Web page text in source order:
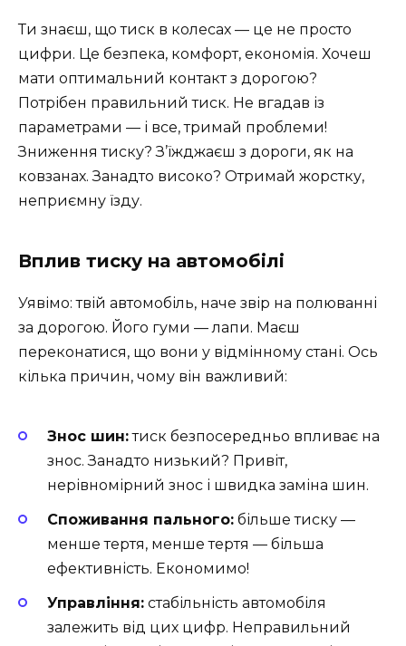
Ти знаєш, що тиск в колесах — це не просто
цифри. Це безпека, комфорт, економія. Хочеш
мати оптимальний контакт з дорогою?
Потрібен правильний тиск. Не вгадав із
параметрами — і все, тримай проблеми!
Зниження тиску? З’їжджаєш з дороги, як на
ковзанах. Занадто високо? Отримай жорстку,
неприємну їзду.
Вплив тиску на автомобілі
Уявімо: твій автомобіль, наче звір на полюванні
за дорогою. Його гуми — лапи. Маєш
переконатися, що вони у відмінному стані. Ось
кілька причин, чому він важливий:
Знос шин:тиск безпосередньо впливає на
знос. Занадто низький? Привіт,
нерівномірний знос і швидка заміна шин.
Споживання пального: більше тиску —
менше тертя, менше тертя — більша
ефективність. Економимо!
Управління: стабільність автомобіля
залежить від цих цифр. Неправильний